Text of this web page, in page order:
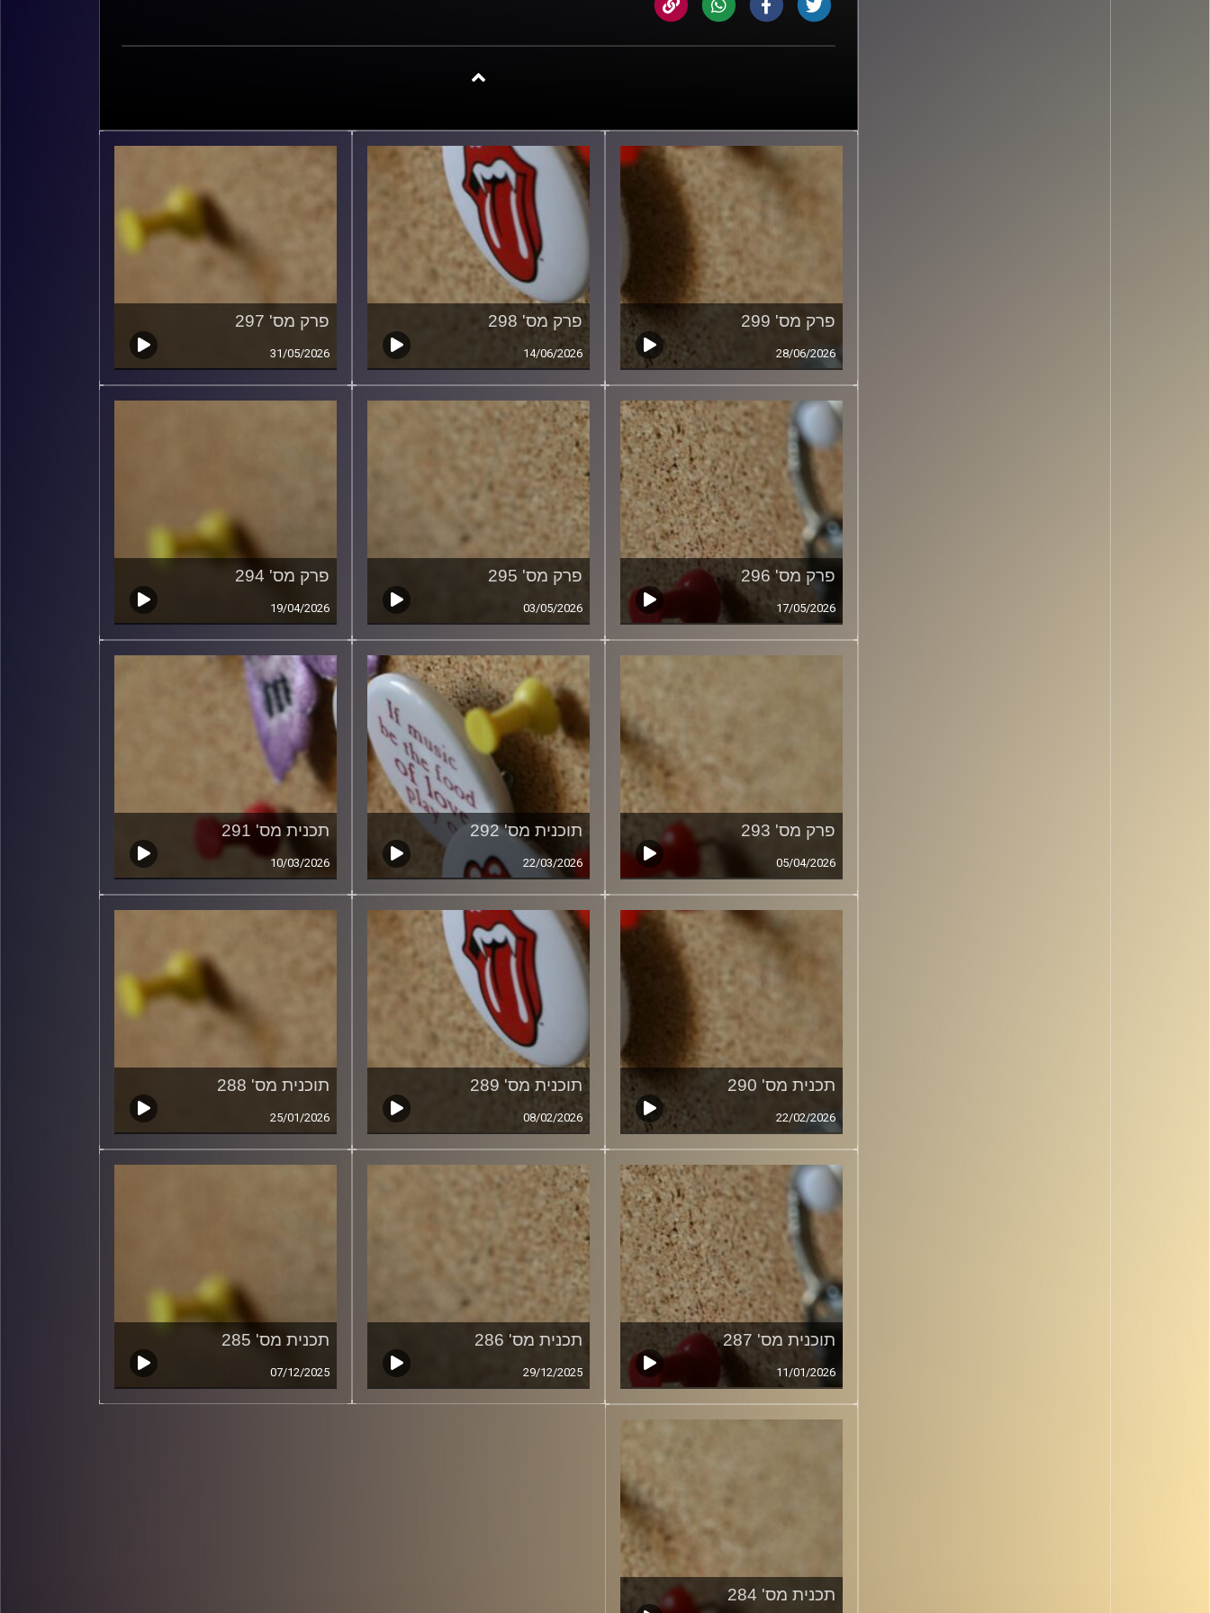
פרק מס' 299
28/06/2026
פרק מס' 298
14/06/2026
פרק מס' 297
31/05/2026
פרק מס' 296
17/05/2026
פרק מס' 295
03/05/2026
פרק מס' 294
19/04/2026
פרק מס' 293
05/04/2026
תוכנית מס' 292
22/03/2026
תכנית מס' 291
10/03/2026
תכנית מס' 290
22/02/2026
תוכנית מס' 289
08/02/2026
תוכנית מס' 288
25/01/2026
תוכנית מס' 287
11/01/2026
תכנית מס' 286
29/12/2025
תכנית מס' 285
07/12/2025
תכנית מס' 284